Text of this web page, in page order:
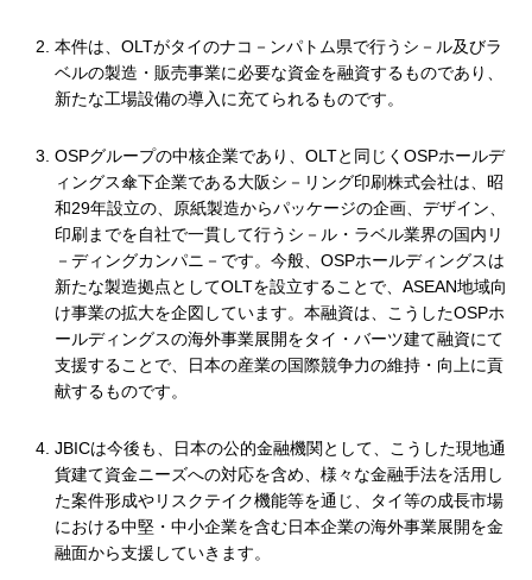
本件は、OLTがタイのナコ－ンパトム県で行うシ－ル及びラ
ベルの製造・販売事業に必要な資金を融資するものであり、
新たな工場設備の導入に充てられるものです。
OSPグループの中核企業であり、OLTと同じくOSPホールデ
ィングス傘下企業である大阪シ－リング印刷株式会社は、昭
和29年設立の、原紙製造からパッケージの企画、デザイン、
印刷までを自社で一貫して行うシ－ル・ラベル業界の国内リ
－ディングカンパニ－です。今般、OSPホールディングスは
新たな製造拠点としてOLTを設立することで、ASEAN地域向
け事業の拡大を企図しています。本融資は、こうしたOSPホ
ールディングスの海外事業展開をタイ・バーツ建て融資にて
支援することで、日本の産業の国際競争力の維持・向上に貢
献するものです。
JBICは今後も、日本の公的金融機関として、こうした現地通
貨建て資金ニーズへの対応を含め、様々な金融手法を活用し
た案件形成やリスクテイク機能等を通じ、タイ等の成長市場
における中堅・中小企業を含む日本企業の海外事業展開を金
融面から支援していきます。